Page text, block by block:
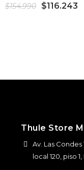
$154.990
$116.243
Thule Store
Av. Las Condes
local 120, piso